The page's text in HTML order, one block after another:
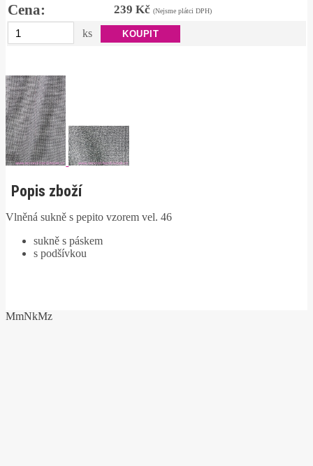
Cena: 239 Kč (Nejsme plátci DPH)
ks
Popis zboží
Vlněná sukně s pepito vzorem vel. 46
sukně s páskem
s podšívkou
MmNkMz